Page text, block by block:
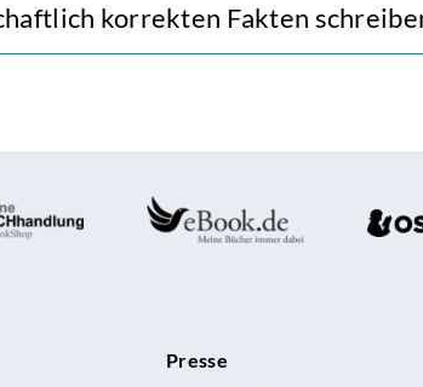
korrekten Fakten
Presse